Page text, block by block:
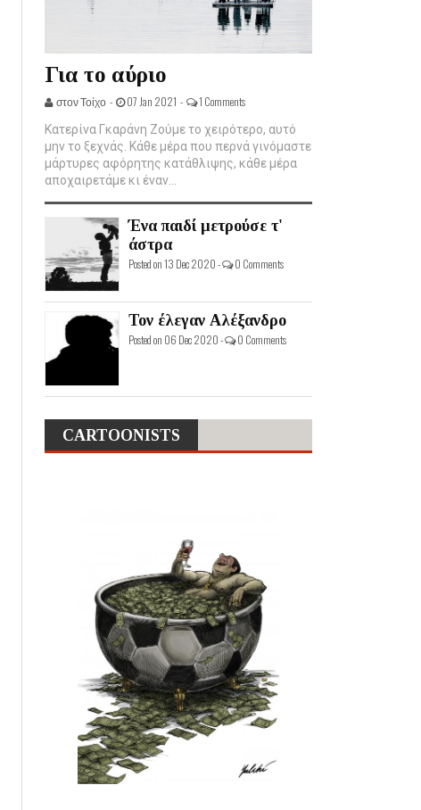
Για το αύριο
στον Τοίχο - 07 Jan 2021 - 1 Comments
Κατερίνα Γκαράνη Ζούμε το χειρότερο, αυτό
μην το ξεχνάς. Κάθε μέρα που περνά γινόμαστε
μάρτυρες αφόρητης κατάθλιψης, κάθε μέρα
αποχαιρετάμε κι έναν...
Ένα παιδί μετρούσε τ'
άστρα
Posted on 13 Dec 2020 - 0 Comments
Τον έλεγαν Αλέξανδρο
Posted on 06 Dec 2020 - 0 Comments
CARTOONISTS